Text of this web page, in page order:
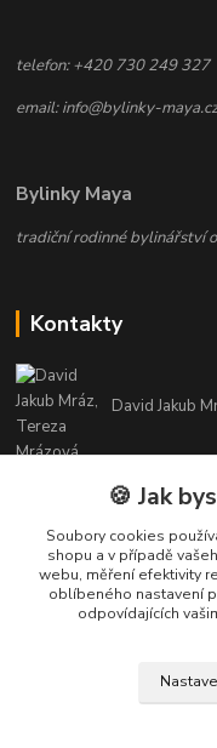
telefon: +420 730 249 327
email: info@bylinky-
Bylinky Maya
tradiční rodinné bylinářství
Kontakty
David Jakub
info@bylinky-maya.cz
🍪 Jak
Soubory cookies
shopu a v případě
webu, měření efektivity
oblíbeného nastavení
odpovídajících